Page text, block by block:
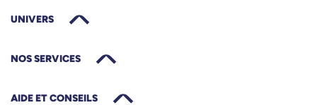
UNIVERS
NOS SERVICES
AIDE ET CONSEILS